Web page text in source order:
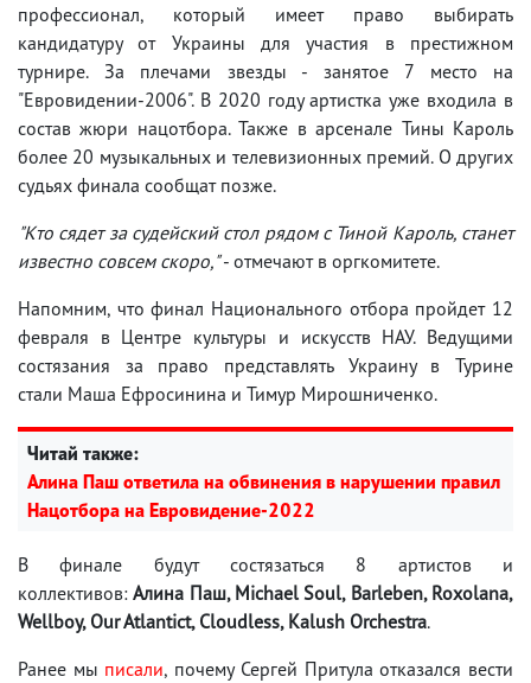
профессионал, который имеет право выбирать
кандидатуру от Украины для участия в престижном
турнире. За плечами звезды - занятое 7 место на
"Евровидении-2006". В 2020 году артистка уже входила в
состав жюри нацотбора. Также в арсенале Тины Кароль
более 20 музыкальных и телевизионных премий. О других
судьях финала сообщат позже.
"Кто сядет за судейский стол рядом с Тиной Кароль, станет
известно совсем скоро,"- отмечают в оргкомитете.
Напомним, что финал Национального отбора пройдет 12
февраля в Центре культуры и искусств НАУ. Ведущими
состязания за право представлять Украину в Турине
стали Маша Ефросинина и Тимур Мирошниченко.
Читай также:
Алина Паш ответила на обвинения в нарушении правил
Нацотбора на Евровидение-2022
В финале будут состязаться 8 артистов и
коллективов:Алина Паш, Michael Soul, Barleben, Roxolana,
Wellboy, Our Atlantict, Cloudless, Kalush Orchestra.
Ранее мы писали, почему Сергей Притула отказался вести